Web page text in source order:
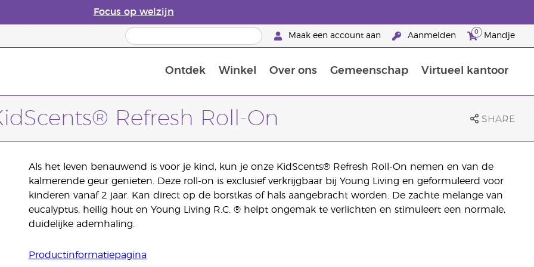
Focus op welzijn
Maak een account aan Aanmelden 0 Mandje
Ontdek Winkel Over ons Gemeenschap Virtueel kantoor
Refresh Roll-On SHARE
Als het leven benauwend is voor je kind, kun je onze KidScents® Refresh Roll-On nemen en van de
kalmerende geur genieten. Deze roll-on is exclusief verkrijgbaar bij Young Living en geformuleerd voor
kinderen vanaf 2 jaar. Kan direct op de borstkas of hals aangebracht worden. De zachte melange van
eucalyptus, heilig hout en Young Living R.C. ® helpt ongemak te verlichten en stimuleert een normale,
duidelijke ademhaling.
Productinformatiepagina